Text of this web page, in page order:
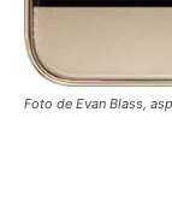
Foto de Evan Blass,